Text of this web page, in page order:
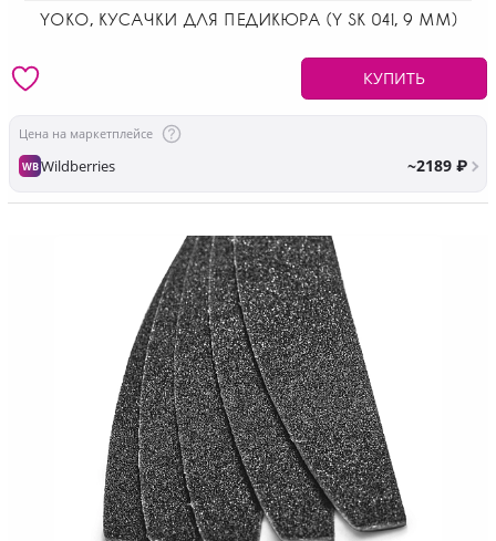
YOKO, КУСАЧКИ ДЛЯ ПЕДИКЮРА (Y SK 041, 9 ММ)
КУПИТЬ
Цена на маркетплейсе
WBWildberries ~2189 ₽